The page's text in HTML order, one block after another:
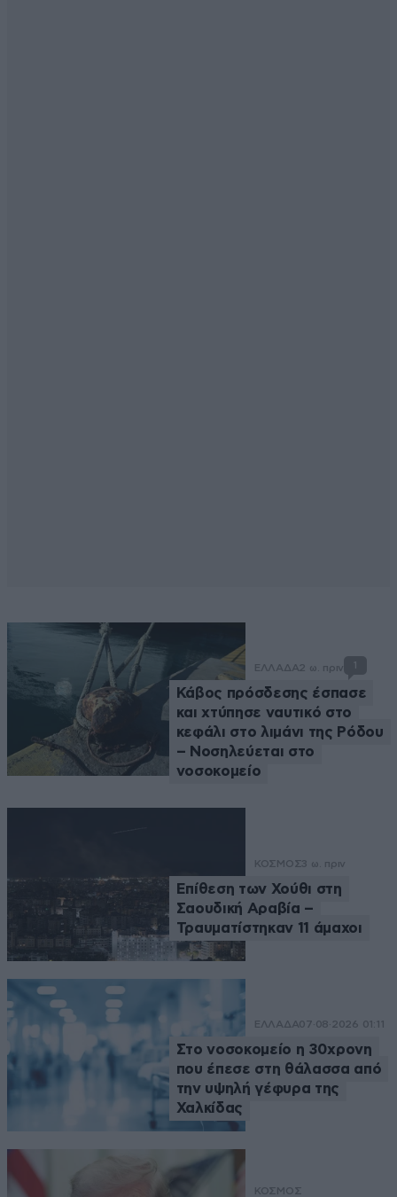
ΕΛΛΑΔΑ2 ω. πριν 1
Κάβος πρόσδεσης έσπασε
και χτύπησε ναυτικό στο
κεφάλι στο λιμάνι της Ρόδου
– Νοσηλεύεται στο
νοσοκομείο
ΚΟΣΜΟΣ3 ω. πριν
Επίθεση των Χούθι στη
Σαουδική Αραβία –
Τραυματίστηκαν 11 άμαχοι
ΕΛΛΑΔΑ07·08·2026 01:11
Στο νοσοκομείο η 30χρονη
που έπεσε στη θάλασσα από
την υψηλή γέφυρα της
Χαλκίδας
ΚΟΣΜΟΣ